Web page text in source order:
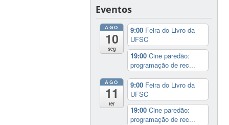
Eventos
AGO
10
seg
9:00 Feira do Livro da
UFSC
19:00Cine paredão:
programação de rec...
AGO
11
ter
9:00 Feira do Livro da
UFSC
19:00Cine paredão:
programação de rec...